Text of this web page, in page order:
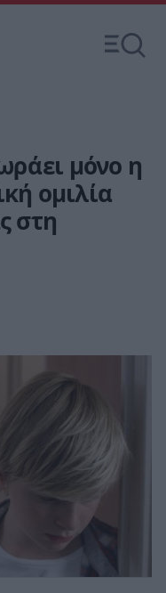
μόνο η
ομιλία
στη